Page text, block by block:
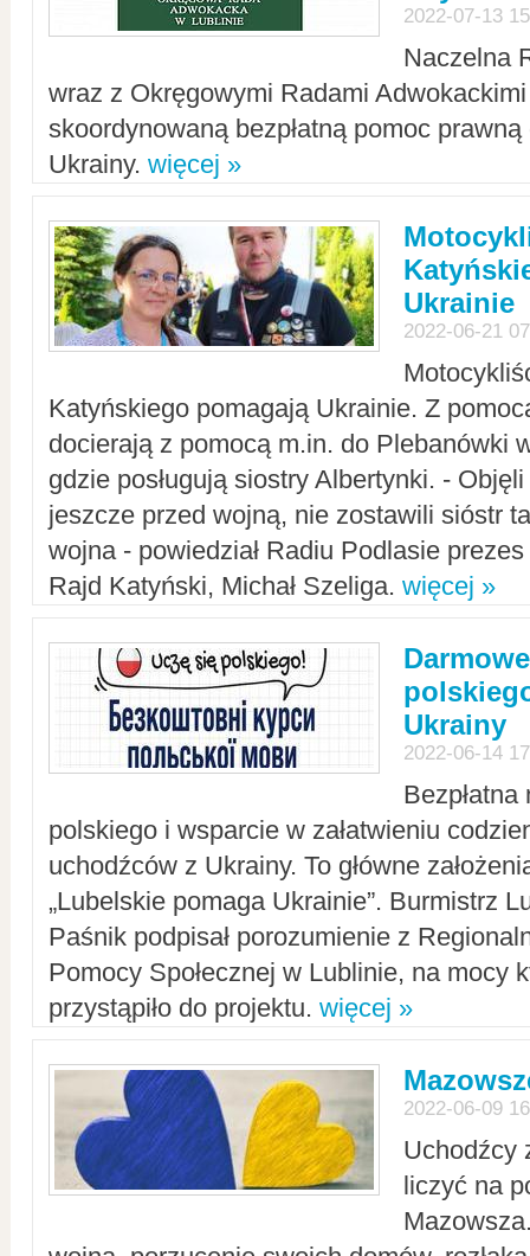
2022-07-13
Naczelna
wraz z Okręgowymi Radami Adwokackimi
skoordynowaną bezpłatną pomoc
Ukrainy. więcej »
Ukrainie
2022-06-21
Katyńskiego pomagają Ukrainie. Z
docierają z pomocą m.in. do Plebanówki
gdzie posługują siostry Albertynki. -
jeszcze przed wojną, nie zostawili sióstr
wojna - powiedział Radiu Podlasie
Rajd Katyński, Michał Szeliga. więcej »
Ukrainy
2022-06-14
polskiego i wsparcie w załatwieniu
uchodźców z Ukrainy. To główne
„Lubelskie pomaga Ukrainie”. Burmistrz
Paśnik podpisał porozumienie z
Pomocy Społecznej w Lublinie, na mocy
przystąpiło do projektu. więcej »
2022-06-09
Uchodźcy
liczyć na